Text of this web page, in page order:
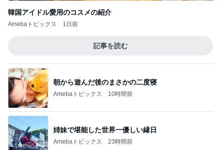
韓国アイドル愛用のコスメの紹介
Amebaトピックス 1日前
記事を読む
朝から遊んだ後のまさかの二度寝
Amebaトピックス 10時間前
姉妹で堪能した世界一優しい縁日
Amebaトピックス 23時間前